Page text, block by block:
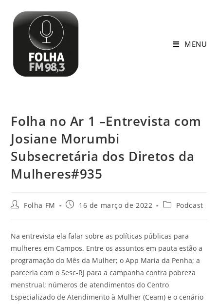
MENU
Folha no Ar 1 –Entrevista com
Josiane Morumbi
Subsecretária dos Diretos da
Mulheres#935
Folha FM 16 de março de 2022 Podcast
Na entrevista ela falar sobre as políticas públicas para
mulheres em Campos. Entre os assuntos em pauta estão a
programação do Mês da Mulher; o App Maria da Penha; a
parceria com o Sesc-RJ para a campanha contra pobreza
menstrual; números de atendimentos do Centro
Especializado de Atendimento à Mulher (Ceam) e o cenário